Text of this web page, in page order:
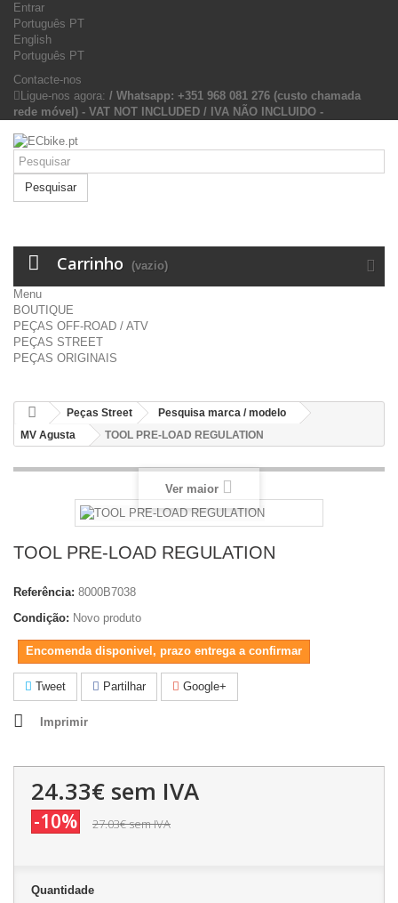
Entrar
Português PT
English
Português PT
Contacte-nos
Ligue-nos agora: / Whatsapp: +351 968 081 276 (custo chamada
rede móvel) - VAT NOT INCLUDED / IVA NÃO INCLUIDO -
Pesquisar
Carrinho (vazio)
Menu
BOUTIQUE
PEÇAS OFF-ROAD / ATV
PEÇAS STREET
PEÇAS ORIGINAIS
Peças Street
Pesquisa marca / modelo
MV Agusta
TOOL PRE-LOAD REGULATION
Ver maior
TOOL PRE-LOAD REGULATION
Referência: 8000B7038
Condição: Novo produto
Encomenda disponivel, prazo entrega a confirmar
Tweet Partilhar Google+
Imprimir
24.33€ sem IVA
-10% 27.03€sem IVA
Quantidade